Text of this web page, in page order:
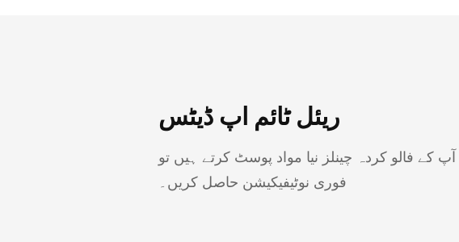
ریئل ٹائم اپ ڈیٹس
کے فالو کردہ چینلز نیا مواد پوسٹ کرتے ہیں تو
فوری نوٹیفیکیشن حاصل کریں۔